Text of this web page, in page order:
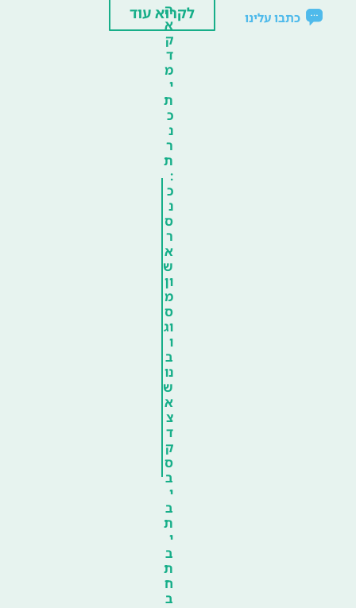
כתבו עלינו
ה
א
ק
ד
מ
י
ת
כ
נ
ר
ת
:
כ
נ
ס
ר
א
ש
ון
מ
ס
וג
ו
ב
נו
ש
א
צ
ד
ק
ס
ב
י
ב
ת
י
ב
ת
ח
ב
לקרוא עוד